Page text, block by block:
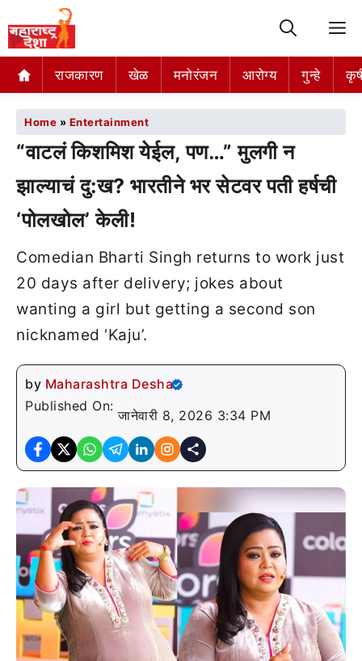
राजकारण खेळ मनोरंजन आरोग्य गुन्हे
Home » Entertainment
“वाटलं किशमिश येईल, पण…” मुलगी न
झाल्याचं दु:ख? भारतीने भर सेटवर पती हर्षची
‘पोलखोल’ केली!
Comedian Bharti Singh returns to work just
20 days after delivery; jokes about
wanting a girl but getting a second son
nicknamed ‘Kaju’.
by Maharashtra Desha
Published On:
जानेवारी 8, 2026 3:34 PM